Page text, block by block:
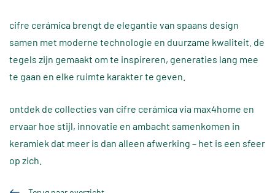
cifre cerámica brengt de elegantie van spaans design
samen met moderne technologie en duurzame kwaliteit. de
tegels zijn gemaakt om te inspireren, generaties lang mee
te gaan en elke ruimte karakter te geven.
ontdek de collecties van cifre cerámica via max4home en
ervaar hoe stijl, innovatie en ambacht samenkomen in
keramiek dat meer is dan alleen afwerking – het is een sfeer
op zich.